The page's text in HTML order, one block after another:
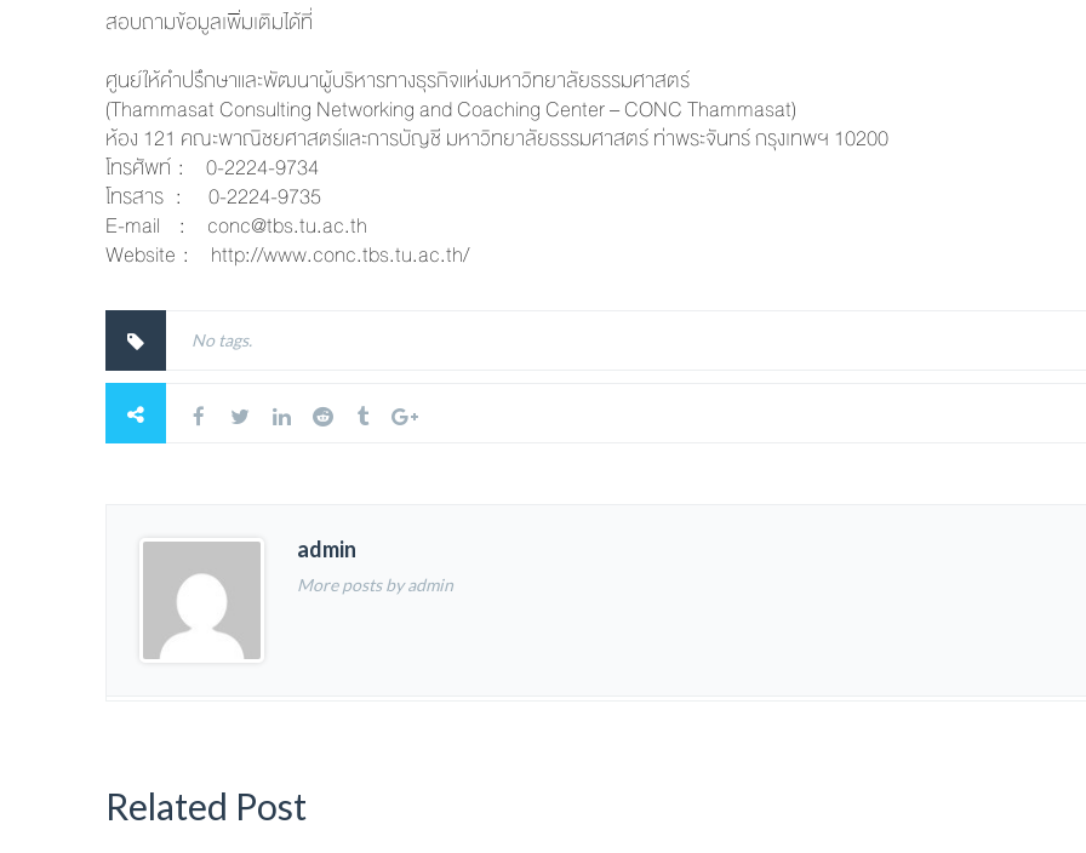
สอบถามข้อมูลเพิ่มเติมได้ที่
ศูนย์ให้คำปรึกษาและพัฒนาผู้บริหารทางธุรกิจแห่งมหาวิทยาลัยธรรมศาสตร์
(Thammasat Consulting Networking and Coaching Center – CONC Thammasat)
ห้อง 121 คณะพาณิชยศาสตร์และการบัญชี มหาวิทยาลัยธรรมศาสตร์ ท่าพระจันทร์ กรุงเทพฯ 10200
โทรศัพท์ : 0-2224-9734
โทรสาร : 0-2224-9735
E-mail : conc@tbs.tu.ac.th
Website : http://www.conc.tbs.tu.ac.th/
No tags.
admin
More posts by admin
Related Post